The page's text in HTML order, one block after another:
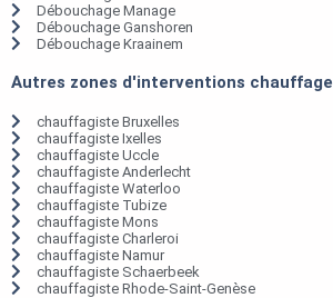
Débouchage Manage
Débouchage Ganshoren
Débouchage Kraainem
Autres zones d'interventions chauffage
chauffagiste Bruxelles
chauffagiste Ixelles
chauffagiste Uccle
chauffagiste Anderlecht
chauffagiste Waterloo
chauffagiste Tubize
chauffagiste Mons
chauffagiste Charleroi
chauffagiste Namur
chauffagiste Schaerbeek
chauffagiste Rhode-Saint-Genèse